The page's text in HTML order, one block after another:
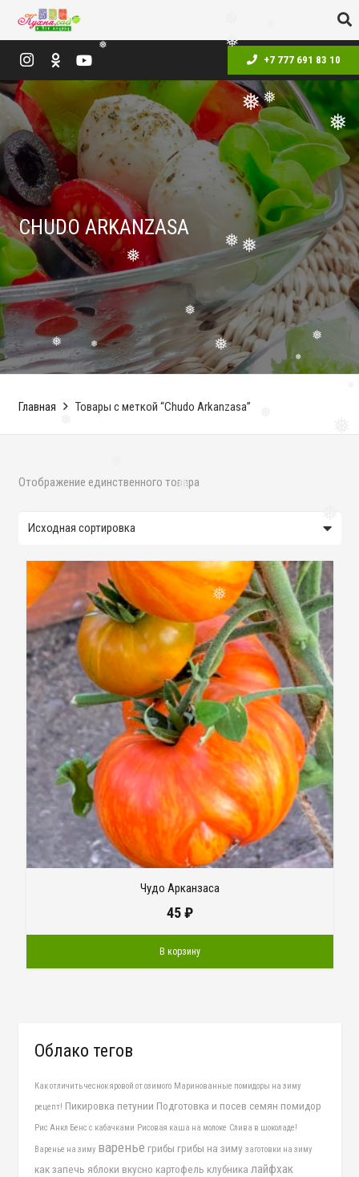
❅
❅
❅ ❅
❅
❅
❅
❅
❅
❅
❅
❅
❅ ❅
❅
❅ ❅
+7 777 691 83 10
CHUDO ARKANZASA
Главная Товары с меткой “Chudo Arkanzasa”
Отображение единственного товара
Чудо Арканзаса
45₽
В корзину
Облако тегов
Как отличить чеснок яровой от озимого Маринованные помидоры на зиму
рецепт! Пикировка петунии Подготовка и посев семян помидор
Рис Анкл Бенс с кабачками Рисовая каша на молоке Слива в шоколаде!
Варенье на зиму варенье грибы грибы на зиму заготовки на зиму
как запечь яблоки вкусно картофель клубника лайфхак